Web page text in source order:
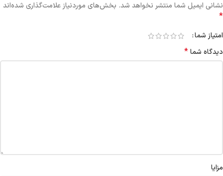
نشانی ایمیل شما منتشر نخواهد شد. بخش‌های موردنیاز علامت‌گذاری شده‌اند
*
امتیاز شما
دیدگاه شما*
مزایا